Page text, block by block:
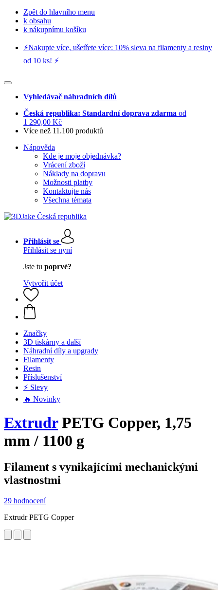
Zpět do hlavního menu
k obsahu
k nákupnímu košíku
⚡️Nakupte více, ušetřete více: 10% sleva na filamenty a resiny
od 10 ks! ⚡️
Vyhledávač náhradních dílů
Česká republika: Standardní doprava zdarma od
1 290,00 Kč
Více než 11.100 produktů
Nápověda
Kde je moje objednávka?
Vrácení zboží
Náklady na dopravu
Možnosti platby
Kontaktujte nás
Všechna témata
Přihlásit se
Přihlásit se nyní
Jste tu poprvé?
Vytvořit účet
Značky
3D tiskárny a další
Náhradní díly a upgrady
Filamenty
Resin
Příslušenství
⚡ Slevy
🔥 Novinky
ExtrudrPETG Copper, 1,75
mm / 1100 g
Filament s vynikajícími mechanickými
vlastnostmi
29 hodnocení
Extrudr PETG Copper